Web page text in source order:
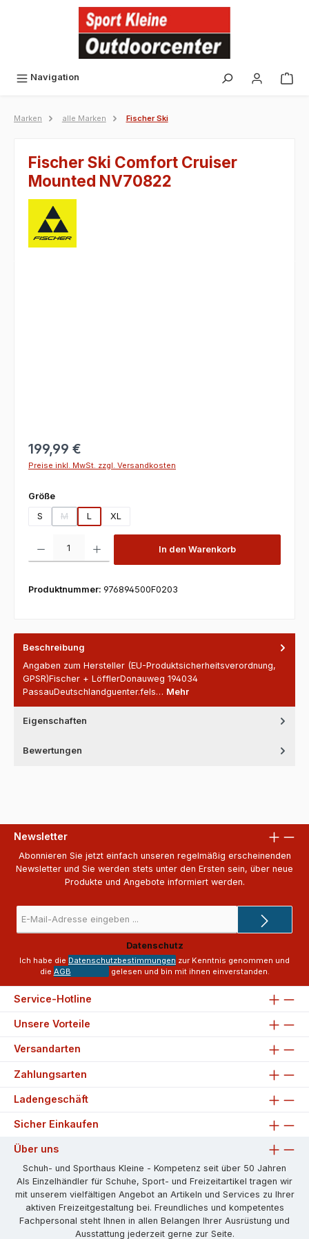
Navigation
Marken alle Marken Fischer Ski
Fischer Ski Comfort Cruiser
Mounted NV70822
199,99 €
Preise inkl. MwSt. zzgl. Versandkosten
Größeauswählen
S
M
(Diese Option ist zurzeit nicht verfügbar.)
L XL
In den Warenkorb
Produktnummer: 976894500F0203
Beschreibung
Angaben zum Hersteller (EU-Produktsicherheitsverordnung,
GPSR)Fischer + LöfflerDonauweg 194034
PassauDeutschlandguenter.fels… Mehr
Eigenschaften
Bewertungen
Newsletter
Abonnieren Sie jetzt einfach unseren regelmäßig erscheinenden
Newsletter und Sie werden stets unter den Ersten sein, über neue
Produkte und Angebote informiert werden.
Mail-
Adresse
*
Datenschutz
Ich habe die Datenschutzbestimmungen zur Kenntnis genommen und
die AGB gelesen und bin mit ihnen einverstanden.
Service-Hotline
Unsere Vorteile
Versandarten
Zahlungsarten
Ladengeschäft
Sicher Einkaufen
Über uns
Schuh- und Sporthaus Kleine - Kompetenz seit über 50 Jahren
Als Einzelhändler für Schuhe, Sport- und Freizeitartikel tragen wir
mit unserem vielfältigen Angebot an Artikeln und Services zu Ihrer
aktiven Freizeitgestaltung bei. Freundliches und kompetentes
Fachpersonal steht Ihnen in allen Belangen Ihrer Ausrüstung und
Ausstattung jederzeit gerne zur Seite.